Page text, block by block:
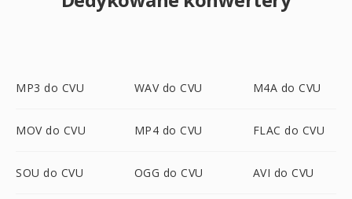
MP3 do CVU WAV do CVU M4A do CVU
MOV do CVU MP4 do CVU FLAC do CVU
SOU do CVU OGG do CVU AVI do CVU